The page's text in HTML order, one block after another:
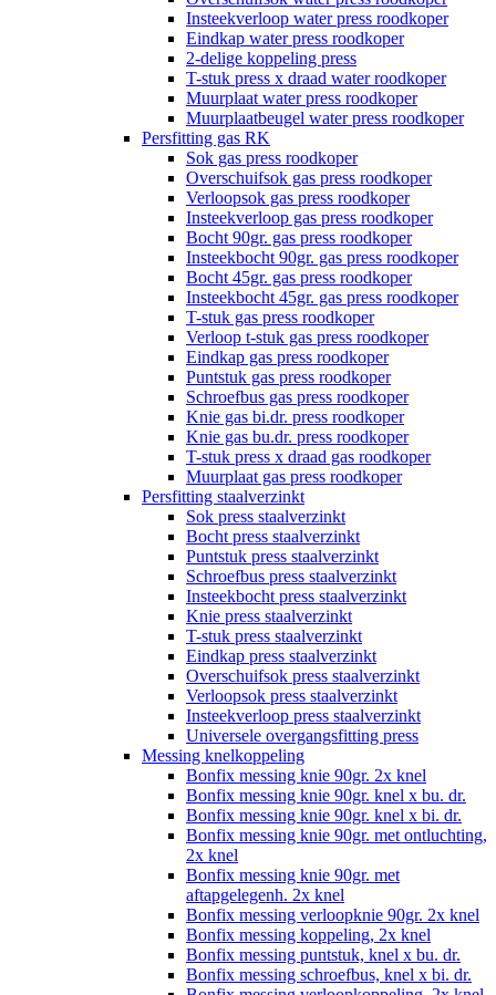
Insteekverloop water press roodkoper
Eindkap water press roodkoper
2-delige koppeling press
T-stuk press x draad water roodkoper
Muurplaat water press roodkoper
Muurplaatbeugel water press roodkoper
Persfitting gas RK
Sok gas press roodkoper
Overschuifsok gas press roodkoper
Verloopsok gas press roodkoper
Insteekverloop gas press roodkoper
Bocht 90gr. gas press roodkoper
Insteekbocht 90gr. gas press roodkoper
Bocht 45gr. gas press roodkoper
Insteekbocht 45gr. gas press roodkoper
T-stuk gas press roodkoper
Verloop t-stuk gas press roodkoper
Eindkap gas press roodkoper
Puntstuk gas press roodkoper
Schroefbus gas press roodkoper
Knie gas bi.dr. press roodkoper
Knie gas bu.dr. press roodkoper
T-stuk press x draad gas roodkoper
Muurplaat gas press roodkoper
Persfitting staalverzinkt
Sok press staalverzinkt
Bocht press staalverzinkt
Puntstuk press staalverzinkt
Schroefbus press staalverzinkt
Insteekbocht press staalverzinkt
Knie press staalverzinkt
T-stuk press staalverzinkt
Eindkap press staalverzinkt
Overschuifsok press staalverzinkt
Verloopsok press staalverzinkt
Insteekverloop press staalverzinkt
Universele overgangsfitting press
Messing knelkoppeling
Bonfix messing knie 90gr. 2x knel
Bonfix messing knie 90gr. knel x bu. dr.
Bonfix messing knie 90gr. knel x bi. dr.
Bonfix messing knie 90gr. met ontluchting,
2x knel
Bonfix messing knie 90gr. met
aftapgelegenh. 2x knel
Bonfix messing verloopknie 90gr. 2x knel
Bonfix messing koppeling, 2x knel
Bonfix messing puntstuk, knel x bu. dr.
Bonfix messing schroefbus, knel x bi. dr.